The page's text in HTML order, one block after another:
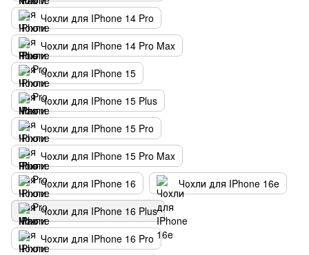
Чохли для IPhone 14 Pro
Чохли для IPhone 14 Pro Max
Чохли для IPhone 15
Чохли для IPhone 15 Plus
Чохли для IPhone 15 Pro
Чохли для IPhone 15 Pro Max
Чохли для IPhone 16
Чохли для IPhone 16e
Чохли для IPhone 16 Plus
Чохли для IPhone 16 Pro